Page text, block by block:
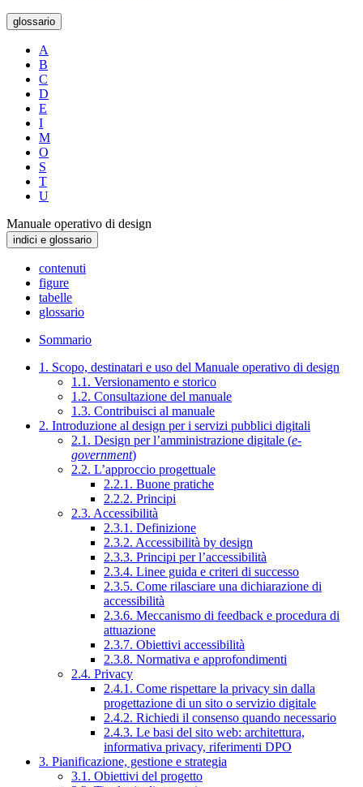
glossario
A
B
C
D
E
I
M
O
S
T
U
Manuale operativo di design
indici e glossario
contenuti
figure
tabelle
glossario
Sommario
1. Scopo, destinatari e uso del Manuale operativo di design
1.1. Versionamento e storico
1.2. Consultazione del manuale
1.3. Contribuisci al manuale
2. Introduzione al design per i servizi pubblici digitali
2.1. Design per l’amministrazione digitale (e-
government)
2.2. L’approccio progettuale
2.2.1. Buone pratiche
2.2.2. Principi
2.3. Accessibilità
2.3.1. Definizione
2.3.2. Accessibilità by design
2.3.3. Principi per l’accessibilità
2.3.4. Linee guida e criteri di successo
2.3.5. Come rilasciare una dichiarazione di
accessibilità
2.3.6. Meccanismo di feedback e procedura di
attuazione
2.3.7. Obiettivi accessibilità
2.3.8. Normativa e approfondimenti
2.4. Privacy
2.4.1. Come rispettare la privacy sin dalla
progettazione di un sito o servizio digitale
2.4.2. Richiedi il consenso quando necessario
2.4.3. Le basi del sito web: architettura,
informativa privacy, riferimenti DPO
3. Pianificazione, gestione e strategia
3.1. Obiettivi del progetto